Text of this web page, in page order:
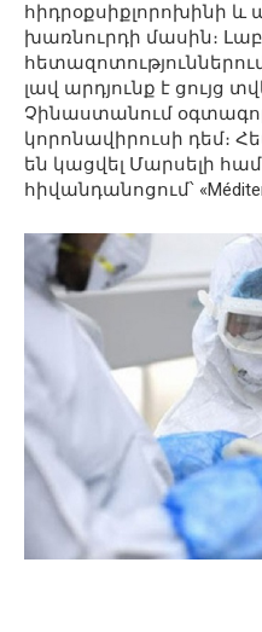
հիդրօքսիքլորոխինի և
խառնուրդի մասին։
լավ արդյունք է ցույց
Չինաստանում
կորոնավիրուսի դեմ։
են կացվել Մարսելի
հիվանդանոցում՝